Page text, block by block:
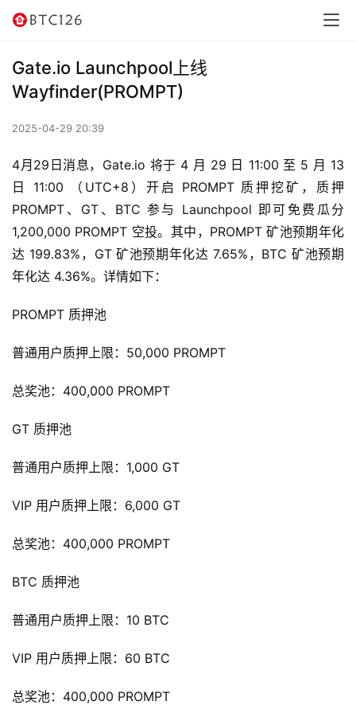
页
讯
讯
行
交
易
所
拟
卡
子
包
香
银
证
券
易
所
Gate.io Launchpool上线
Wayfinder(PROMPT)
2025-04-29 20:39
4月29日消息，Gate.io 将于 4 月 29 日 11:00 至 5 月 13
日 11:00 （UTC+8）开启 PROMPT 质押挖矿，质押
PROMPT、GT、BTC 参与 Launchpool 即可免费瓜分
1,200,000 PROMPT 空投。其中，PROMPT 矿池预期年化
达 199.83%，GT 矿池预期年化达 7.65%，BTC 矿池预期
年化达 4.36%。详情如下：
PROMPT 质押池
普通用户质押上限：50,000 PROMPT
总奖池：400,000 PROMPT
GT 质押池
普通用户质押上限：1,000 GT
VIP 用户质押上限：6,000 GT
总奖池：400,000 PROMPT
BTC 质押池
普通用户质押上限：10 BTC
VIP 用户质押上限：60 BTC
总奖池：400,000 PROMPT